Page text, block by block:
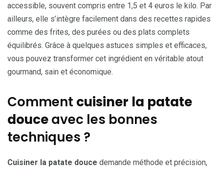
accessible, souvent compris entre 1,5 et 4 euros le kilo. Par
ailleurs, elle s’intègre facilement dans des recettes rapides
comme des frites, des purées ou des plats complets
équilibrés. Grâce à quelques astuces simples et efficaces,
vous pouvez transformer cet ingrédient en véritable atout
gourmand, sain et économique.
Comment cuisiner la patate
douceavec les bonnes
techniques ?
Cuisiner la patate douce demande méthode et précision,